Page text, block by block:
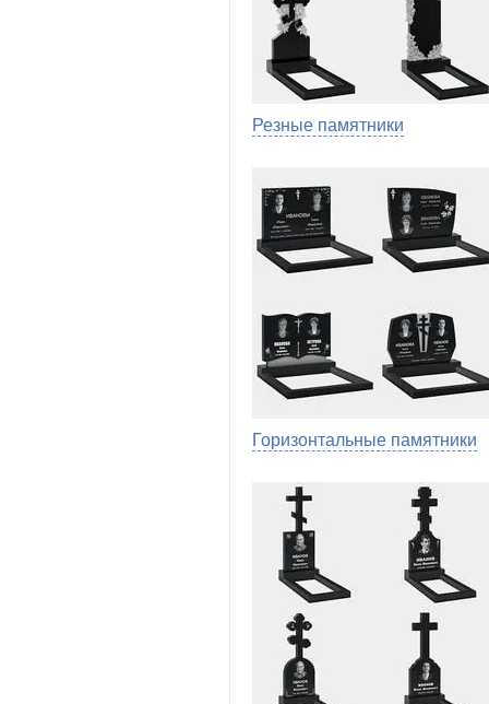
Резные памятники
Горизонтальные памятники